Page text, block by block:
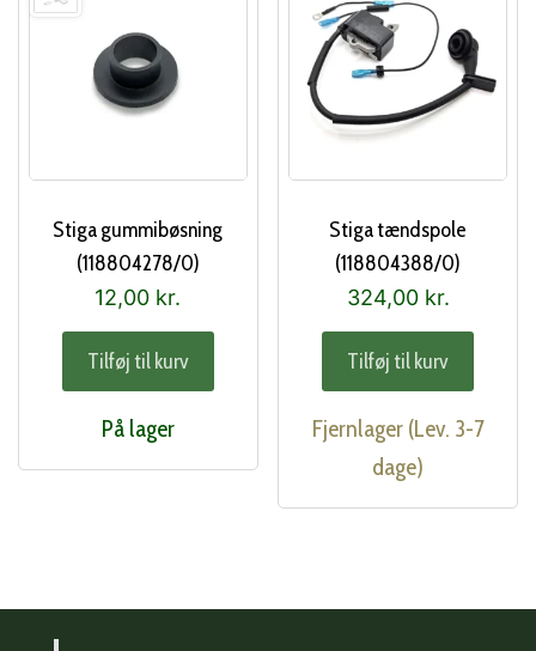
Stiga gummibøsning
(118804278/0)
12,00 kr.
Tilføj til kurv
På lager
Stiga tændspole
(118804388/0)
324,00 kr.
Tilføj til kurv
Fjernlager (Lev. 3-7
dage)